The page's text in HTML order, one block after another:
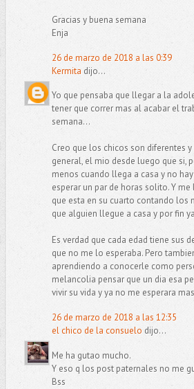
Gracias y buena semana
Enja
26 de marzo de 2018 a las 0:39
Kermita dijo...
Yo que pensaba que llegar a la
tener que correr mas al acabar el
semana...
Creo que los chicos son diferentes
general, el mio desde luego que si,
menos cuando llega a casa y no
esperar un par de horas solito. Y
que esta en su cuarto contando los
que alguien llegue a casa y por fin
Es verdad que cada edad tiene sus
que no me lo esperaba. Pero
aprendiendo a conocerle como
melancolia pensar que un dia esa
vivir su vida y ya no me esperara
26 de marzo de 2018 a las 12:35
el chico de la consuelo dijo...
Me ha gutao mucho.
Y eso q los post paternales no me
Bss